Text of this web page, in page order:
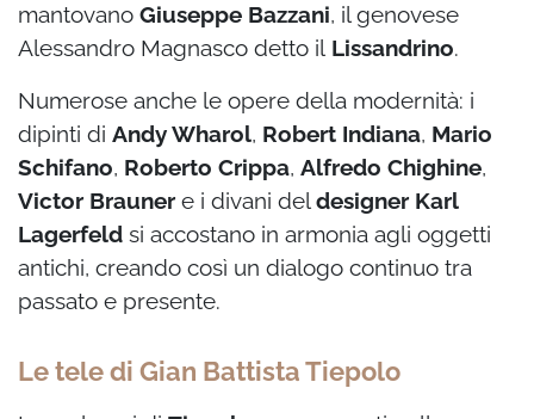
mantovano Giuseppe Bazzani, il genovese
Alessandro Magnasco detto il Lissandrino.
Numerose anche le opere della modernità: i
dipinti di Andy Wharol, Robert Indiana, Mario
Schifano, Roberto Crippa, Alfredo Chighine,
Victor Brauner e i divani deldesigner Karl
Lagerfeld si accostano in armonia agli oggetti
antichi, creando così un dialogo continuo tra
passato e presente.
Le tele di Gian Battista Tiepolo